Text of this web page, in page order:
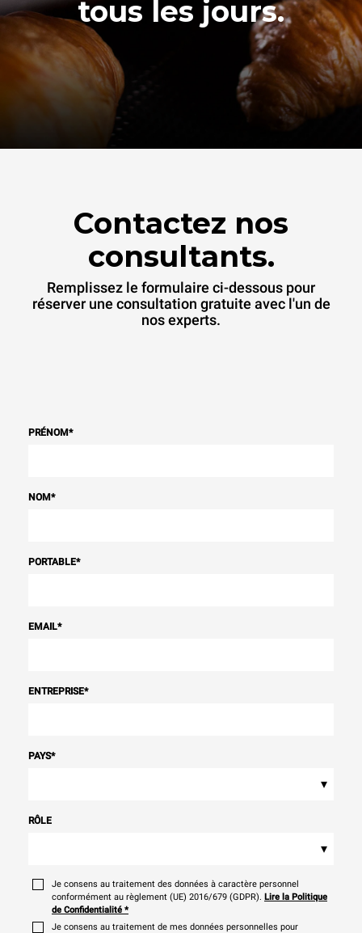
tous les jours.
Contactez nos
consultants.
Remplissez le formulaire ci-dessous pour
réserver une consultation gratuite avec l'un de
nos experts.
PRÉNOM*
NOM*
PORTABLE*
EMAIL*
ENTREPRISE*
PAYS*
▾
RÔLE
▾
Je consens au traitement des données à caractère personnel
conformément au règlement (UE) 2016/679 (GDPR). Lire la Politique
de Confidentialité *
Je consens au traitement de mes données personnelles pour